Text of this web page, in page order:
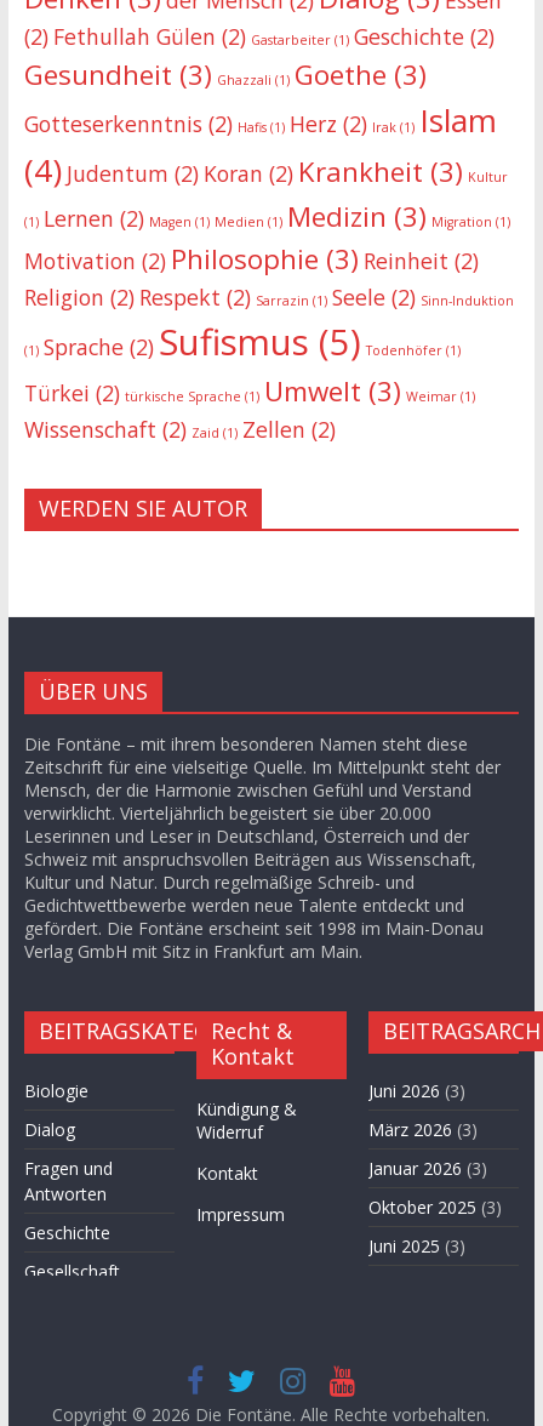
(2) Fethullah Gülen (2) Gastarbeiter(1) Geschichte(2)
Gesundheit (3) Ghazzali (1) Goethe (3)
Gotteserkenntnis (2) Hafis(1) Herz (2) Irak(1) Islam
(4) Judentum (2) Koran (2) Krankheit (3) Kultur
(1) Lernen (2) Magen (1) Medien (1) Medizin (3) Migration (1)
Motivation (2) Philosophie (3) Reinheit (2)
Religion (2) Respekt (2) Sarrazin (1) Seele(2) Sinn-Induktion
(1) Sprache(2) Sufismus (5) Todenhöfer(1)
Türkei (2) türkische Sprache (1) Umwelt (3) Weimar(1)
Wissenschaft (2) Zaid (1) Zellen (2)
WERDEN SIE AUTOR
ÜBER UNS
Die Fontäne – mit ihrem besonderen Namen steht diese
Zeitschrift für eine vielseitige Quelle. Im Mittelpunkt steht der
Mensch, der die Harmonie zwischen Gefühl und Verstand
verwirklicht. Vierteljährlich begeistert sie über 20.000
Leserinnen und Leser in Deutschland, Österreich und der
Schweiz mit anspruchsvollen Beiträgen aus Wissenschaft,
Kultur und Natur. Durch regelmäßige Schreib- und
Gedichtwettbewerbe werden neue Talente entdeckt und
gefördert. Die Fontäne erscheint seit 1998 im Main-Donau
Verlag GmbH mit Sitz in Frankfurt am Main.
BEITRAGSKATEGORIEN
Biologie
Dialog
Fragen und
Antworten
Geschichte
Gesellschaft
Recht &
Kontakt
Kündigung &
Widerruf
Kontakt
Impressum
Juni 2026 (3)
März 2026 (3)
Januar 2026 (3)
Oktober 2025 (3)
Juni 2025 (3)
2024(3)
Copyright © 2026 Die Fontäne. Alle Rechte vorbehalten.